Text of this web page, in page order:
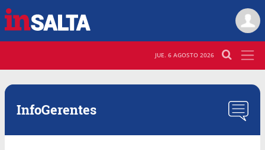
JUE. 6 AGOSTO 2026
InfoGerentes